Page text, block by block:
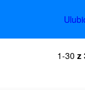
1-30 z